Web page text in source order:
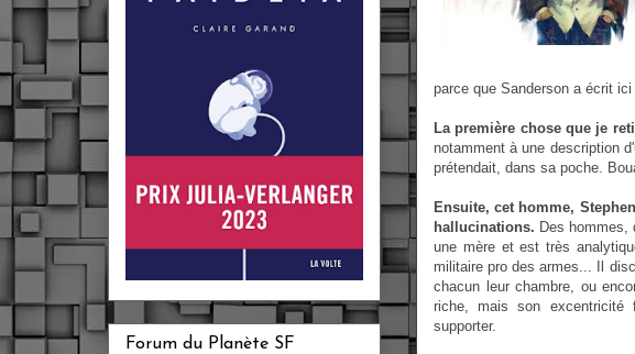
parce que Sanderson a écrit
La première chose que je
notamment à une description
prétendait, dans sa poche.
Ensuite, cet homme,
hallucinations. Des
une mère et est très
militaire pro des armes... Il
chacun leur chambre, ou
riche, mais son excentricité
supporter.
Forum du Planète SF